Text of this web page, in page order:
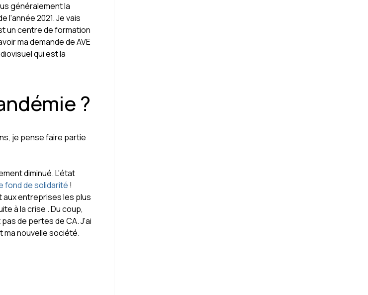
généralement la
l'année 2021. Je vais
un centre de formation
ma demande de AVE
qui est la
?
je pense faire partie
diminué. L'état
fond de solidarité !
aux entreprises les plus
à la crise . Du coup,
de pertes de CA. J'ai
ma nouvelle société.